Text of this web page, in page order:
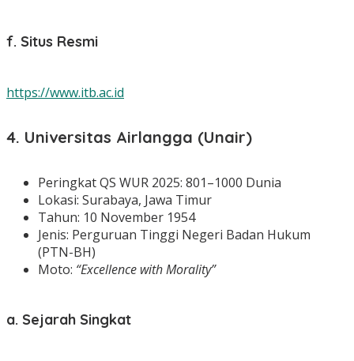
f. Situs Resmi
https://www.itb.ac.id
4. Universitas Airlangga (Unair)
Peringkat QS WUR 2025: 801–1000 Dunia
Lokasi: Surabaya, Jawa Timur
Tahun: 10 November 1954
Jenis: Perguruan Tinggi Negeri Badan Hukum
(PTN-BH)
Moto: “Excellence with Morality”
a. Sejarah Singkat